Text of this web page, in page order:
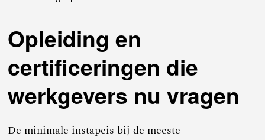
Opleiding en
certificeringen die
werkgevers nu vragen
De minimale instapeis bij de meeste